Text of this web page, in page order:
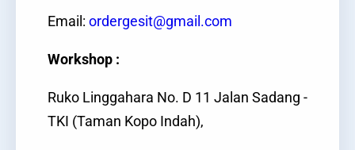
Email: ordergesit@gmail.com
Workshop :
Ruko Linggahara No. D 11 Jalan Sadang -
TKI (Taman Kopo Indah),